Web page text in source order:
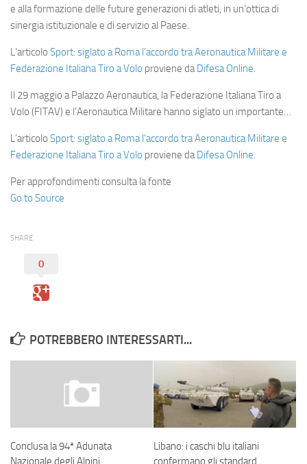
e alla formazione delle future generazioni di atleti, in un’ottica di
sinergia istituzionale e di servizio al Paese.
L’articolo Sport: siglato a Roma l’accordo tra Aeronautica Militare e
Federazione Italiana Tiro a Volo proviene daDifesa Online.
Il 29 maggio a Palazzo Aeronautica, la Federazione Italiana Tiro a
Volo (FITAV) e l’Aeronautica Militare hanno siglato un importante…
L’articolo Sport: siglato a Roma l’accordo tra Aeronautica Militare e
Federazione Italiana Tiro a Volo proviene daDifesa Online.
Per approfondimenti consulta la fonte
Go to Source
SHARE
0
POTREBBERO INTERESSARTI...
Conclusa la 94ª Adunata
Nazionale degli Alpini
Libano: i caschi blu italiani
confermano gli standard